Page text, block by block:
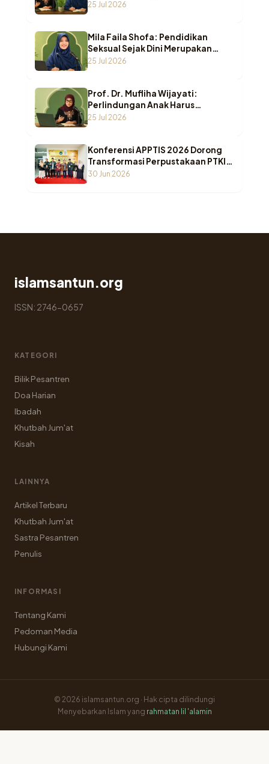
Seksual terhadap Anak
25 Jul 2026
Mila Faila Shofa: Pendidikan
Seksual Sejak Dini Merupakan
Benteng Utama Melindungi Anak
25 Jul 2026
Prof. Dr. Mufliha Wijayati:
Perlindungan Anak Harus
Bergeser dari Sekadar Melindungi
25 Jul 2026
Konferensi APPTIS 2026 Dorong
Transformasi Perpustakaan PTKI
di Era AI
30 Jun 2026
islamsantun.org
ISSN: 2746-0657
KATEGORI
Bilik Pesantren
Doa Harian
Ibadah
Khutbah Jum'at
Kisah
LAINNYA
Artikel Terbaru
Khutbah Jum'at
Sastra Pesantren
Penulis
INFORMASI
Tentang Kami
Pedoman Media
Hubungi Kami
© 2026 islamsantun.org · Hak cipta dilindungi
Menyebarkan Islam yang rahmatan lil 'alamin